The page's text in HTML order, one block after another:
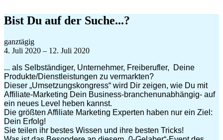
Inhalt
springen
Bist Du auf der Suche...?
Bist
Du
der
Suche...?
ganztägig
4. Juli 2020 – 12. Juli 2020
... als Selbständiger, Unternehmer, Freiberufler, Deine
Produkte/Dienstleistungen zu vermarkten?
Dieser „Umsetzungskongress“ wird Dir zeigen, wie Du mit
Affiliate-Marketing Dein Business-branchenunabhängig- auf
ein neues Level heben kannst.
Die größten Affiliate Marketing Experten haben nur ein Ziel:
Dein Erfolg!
Sie teilen ihr bestes Wissen und ihre besten Tricks!